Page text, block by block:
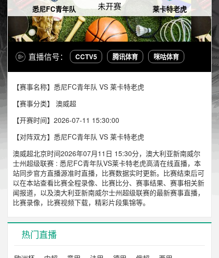
悉尼FC青年队 莱卡特老虎
未开赛
直播信号： CCTV5 腾讯体育 咪咕体育
【赛事名称】悉尼FC青年队 VS 莱卡特老虎
【赛事分类】 澳威超
【开赛时间】2026-07-11 15:30:00
【对阵双方】悉尼FC青年队 VS 莱卡特老虎
澳威超北京时间2026年07月11日 15:30分，澳大利亚新南威尔
士州超级联赛 : 悉尼FC青年队VS莱卡特老虎高清在线直播，本
站同步官方直播源准时直播，比赛数据实时更新。比赛结束后可
以在本站查看比赛全程录像、比赛比分、赛事结果、赛事相关新
闻报道，以及澳大利亚新南威尔士州超级联赛的最新赛事直播，
比赛录像，比赛视频下载，精彩片段集锦等。
热门直播